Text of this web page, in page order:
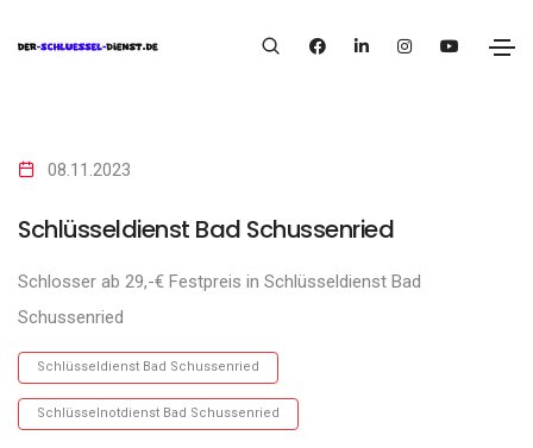
08.11.2023
Schlüsseldienst Bad Schussenried
Schlosser ab 29,-€ Festpreis in Schlüsseldienst Bad
Schussenried
Schlüsseldienst Bad Schussenried
Schlüsselnotdienst Bad Schussenried